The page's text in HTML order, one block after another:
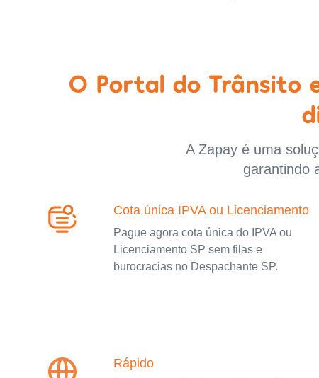
O Portal do Trânsito
A Zapay é uma
garantindo
Cota única IPVA ou Licenciamento
Pague agora cota única do IPVA ou
Licenciamento SP sem filas e
burocracias no Despachante SP.
Rápido